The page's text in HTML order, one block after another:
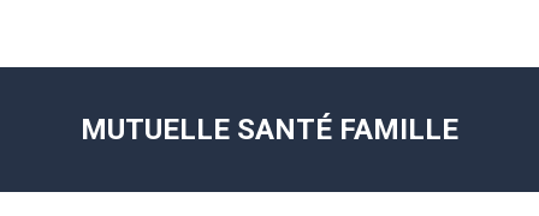
MUTUELLE SANTÉ FAMILLE